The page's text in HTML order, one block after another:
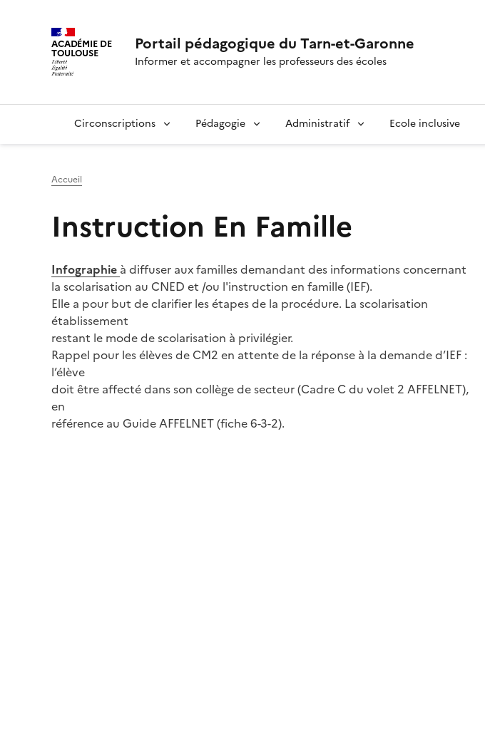
ACADÉMIE DE
TOULOUSE Portail pédagogique du Tarn-et-Garonne
Informer et accompagner les professeurs des écoles
Circonscriptions Pédagogie Administratif Ecole inclusive
Accueil
Instruction En Famille
Infographie à diffuser aux familles demandant des informations concernant
la scolarisation au CNED et /ou l'instruction en famille (IEF).
Elle a pour but de clarifier les étapes de la procédure. La scolarisation
établissement
restant le mode de scolarisation à privilégier.
Rappel pour les élèves de CM2 en attente de la réponse à la demande d’IEF :
l’élève
doit être affecté dans son collège de secteur (Cadre C du volet 2 AFFELNET),
en
référence au Guide AFFELNET (fiche 6-3-2).